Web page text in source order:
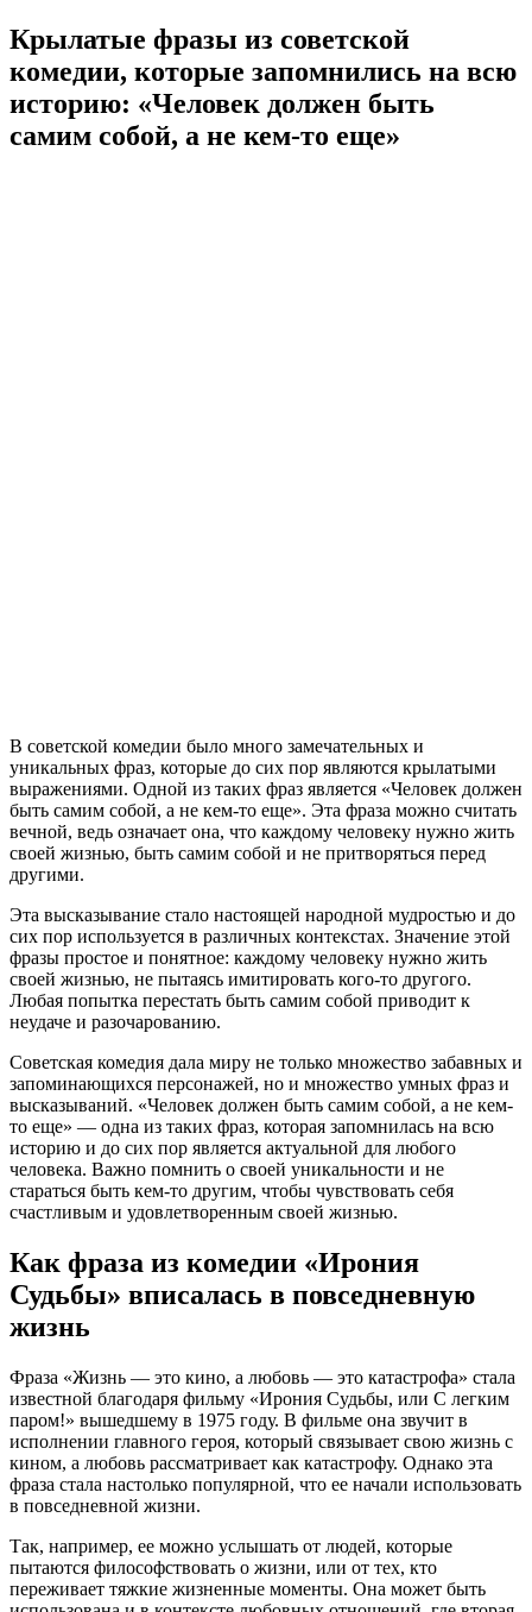
Крылатые фразы из советской
комедии, которые запомнились на всю
историю: «Человек должен быть
самим собой, а не кем-то еще»
В советской комедии было много замечательных и
уникальных фраз, которые до сих пор являются крылатыми
выражениями. Одной из таких фраз является «Человек должен
быть самим собой, а не кем-то еще». Эта фраза можно считать
вечной, ведь означает она, что каждому человеку нужно жить
своей жизнью, быть самим собой и не притворяться перед
другими.
Эта высказывание стало настоящей народной мудростью и до
сих пор используется в различных контекстах. Значение этой
фразы простое и понятное: каждому человеку нужно жить
своей жизнью, не пытаясь имитировать кого-то другого.
Любая попытка перестать быть самим собой приводит к
неудаче и разочарованию.
Советская комедия дала миру не только множество забавных и
запоминающихся персонажей, но и множество умных фраз и
высказываний. «Человек должен быть самим собой, а не кем-
то еще» — одна из таких фраз, которая запомнилась на всю
историю и до сих пор является актуальной для любого
человека. Важно помнить о своей уникальности и не
стараться быть кем-то другим, чтобы чувствовать себя
счастливым и удовлетворенным своей жизнью.
Как фраза из комедии «Ирония
Судьбы» вписалась в повседневную
жизнь
Фраза «Жизнь — это кино, а любовь — это катастрофа» стала
известной благодаря фильму «Ирония Судьбы, или С легким
паром!» вышедшему в 1975 году. В фильме она звучит в
исполнении главного героя, который связывает свою жизнь с
кином, а любовь рассматривает как катастрофу. Однако эта
фраза стала настолько популярной, что ее начали использовать
в повседневной жизни.
Так, например, ее можно услышать от людей, которые
пытаются философствовать о жизни, или от тех, кто
переживает тяжкие жизненные моменты. Она может быть